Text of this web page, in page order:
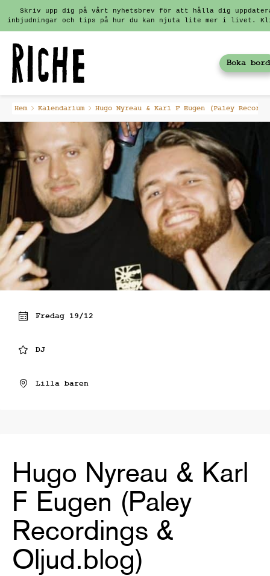
Fortsätt
till
innehållet
Skriv upp dig på vårt nyhetsbrev för att hålla dig
inbjudningar och tips på hur du kan njuta lite mer i livet.
Boka bord
Hem Kalendarium Hugo Nyreau & Karl F Eugen (Paley
Hugo Nyreau & Karl
F Eugen (Paley
Recordings &
Oljud.blog)
Fredag 19/12
DJ
Lilla baren